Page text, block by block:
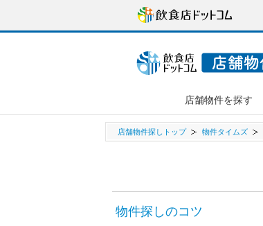
店舗物件を探す
店舗物件探しトップ 物件タイムズ
物件探しのコツ